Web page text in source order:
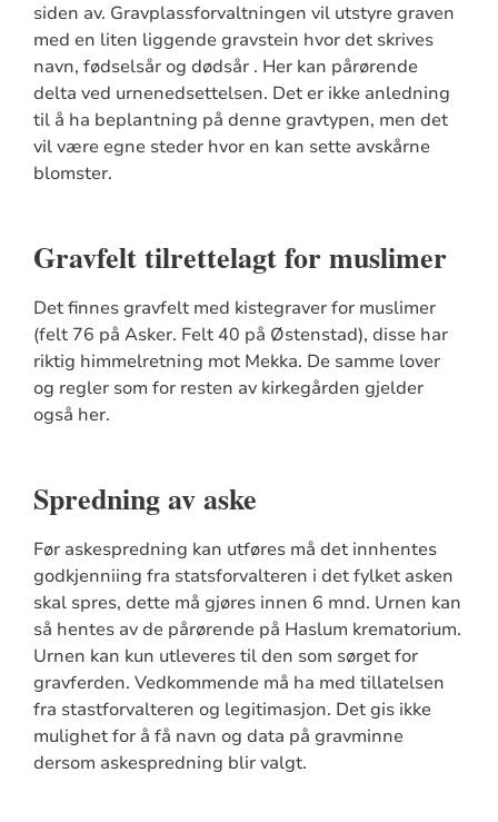
siden av. Gravplassforvaltningen vil utstyre graven
med en liten liggende gravstein hvor det skrives
navn, fødselsår og dødsår . Her kan pårørende
delta ved urnenedsettelsen. Det er ikke anledning
til å ha beplantning på denne gravtypen, men det
vil være egne steder hvor en kan sette avskårne
blomster.
Gravfelt tilrettelagt for muslimer
Det finnes gravfelt med kistegraver for muslimer
(felt 76 på Asker. Felt 40 på Østenstad), disse har
riktig himmelretning mot Mekka. De samme lover
og regler som for resten av kirkegården gjelder
også her.
Spredning av aske
Før askespredning kan utføres må det innhentes
godkjenniing fra statsforvalteren i det fylket asken
skal spres, dette må gjøres innen 6 mnd. Urnen kan
så hentes av de pårørende på Haslum krematorium.
Urnen kan kun utleveres til den som sørget for
gravferden. Vedkommende må ha med tillatelsen
fra stastforvalteren og legitimasjon. Det gis ikke
mulighet for å få navn og data på gravminne
dersom askespredning blir valgt.